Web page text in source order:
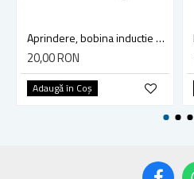
Aprindere, bobina inductie motocoasa chinezeasca TL43 TL 52, Ruris Dac 210, Dac 310
20,00 RON
Adaugă în Coş